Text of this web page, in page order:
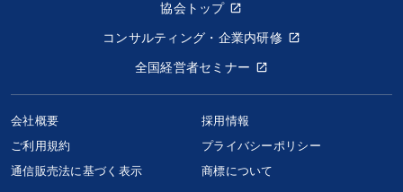
協会トップ
コンサルティング・企業内研修
全国経営者セミナー
会社概要
採用情報
ご利用規約
プライバシーポリシー
通信販売法に基づく表示
商標について
33,000円〜